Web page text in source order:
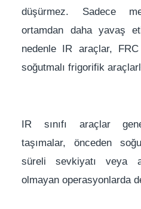
düşürmez. Sadece
ortamdan daha yavaş
nedenle IR araçlar,
soğutmalı frigorifik
IR sınıfı araçlar
taşımalar, önceden
süreli sevkiyatı veya
olmayan operasyonlarda